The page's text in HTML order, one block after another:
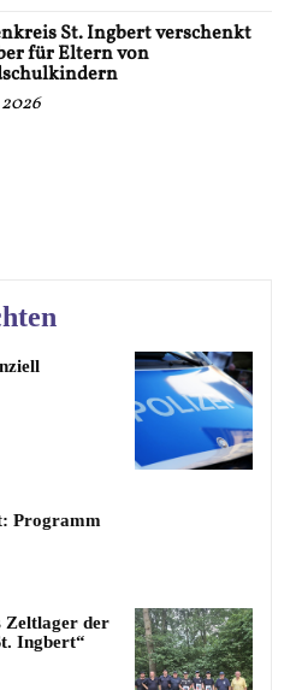
St. Ingbert verschenkt
für Eltern von
Programm
Zeltlager der
Ingbert“